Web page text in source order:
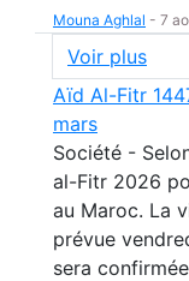
Mouna Aghlal - 7
Voir plus
Aïd Al-Fitr
mars
Société -
al-Fitr 2026
au Maroc. La
prévue
sera